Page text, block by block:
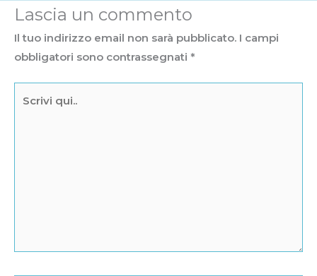
Lascia un commento
Il tuo indirizzo email non sarà pubblicato. I campi
obbligatori sono contrassegnati *